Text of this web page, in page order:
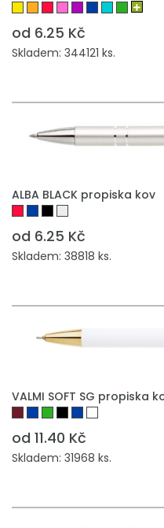
od 6.25 Kč
Skladem: 344121 ks.
PŘIDAT DO POPTÁVKY
ALBA BLACK propiska kov
od 6.25 Kč
Skladem: 38818 ks.
VALMI SOFT SG propiska
od 11.40 Kč
Skladem: 31968 ks.